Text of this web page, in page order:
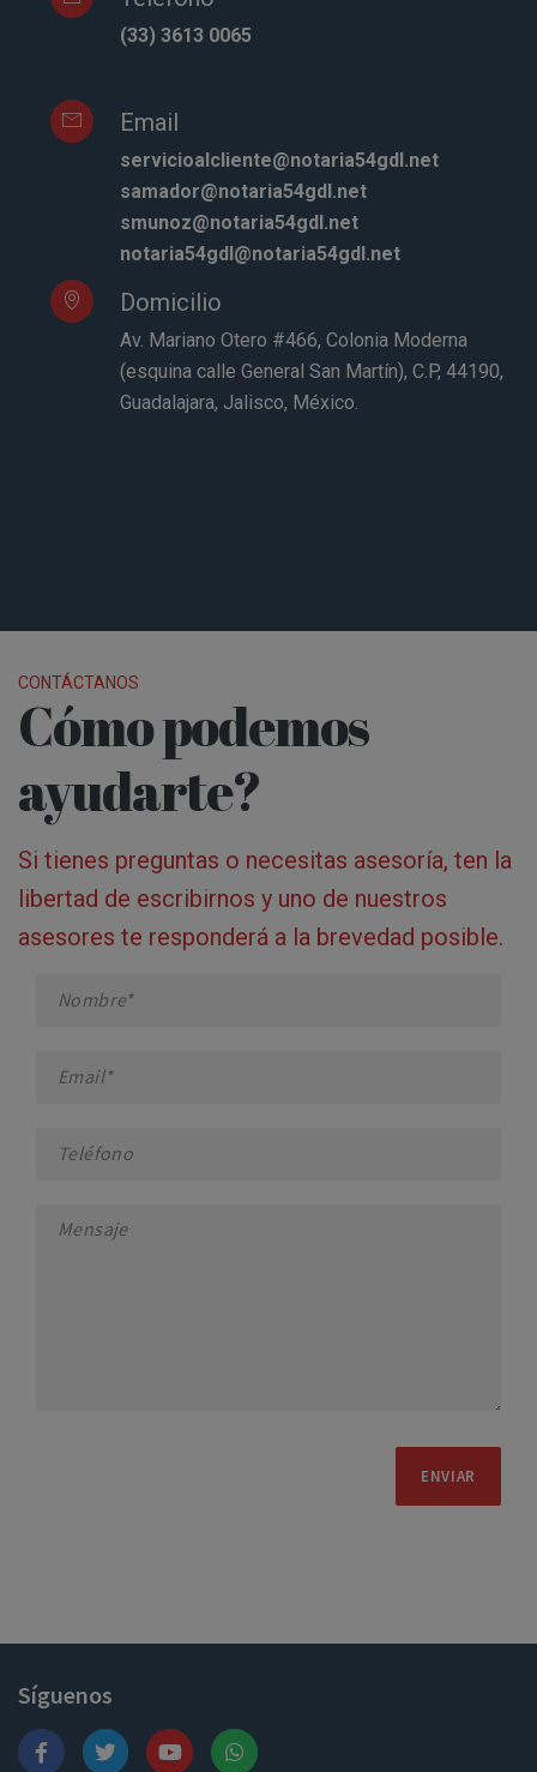
(33) 3613 0065
Email
servicioalcliente@notaria54gdl.net
samador@notaria54gdl.net
smunoz@notaria54gdl.net
notaria54gdl@notaria54gdl.net
Domicilio
Av. Mariano Otero #466, Colonia Moderna
(esquina calle General San Martín), C.P, 44190,
Guadalajara, Jalisco, México.
CONTÁCTANOS
Cómo podemos
ayudarte?
Si tienes preguntas o necesitas asesoría, ten la
libertad de escribirnos y uno de nuestros
asesores te responderá a la brevedad posible.
ENVIAR
Síguenos